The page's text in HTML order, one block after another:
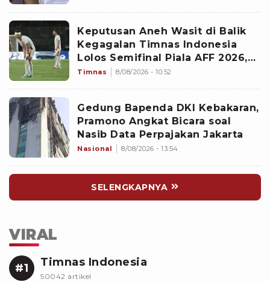
Keputusan Aneh Wasit di Balik
Kegagalan Timnas Indonesia
Lolos Semifinal Piala AFF 2026,
Untungkan Singapura dan
Timnas 8/08/2026 - 10:52
Gedung Bapenda DKI Kebakaran,
Pramono Angkat Bicara soal
Nasib Data Perpajakan Jakarta
Nasional 8/08/2026 - 13:54
SELENGKAPNYA
VIRAL
#1 Timnas Indonesia
50042 artikel